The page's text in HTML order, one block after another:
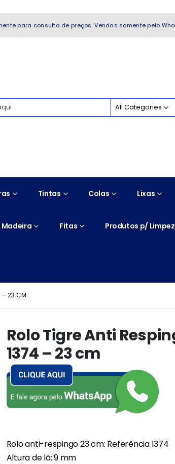
para consulta de preços. Vendas somente pelo
All Categories
Tintas Colas Lixas
Madeira Fitas Produtos p/
– 23 CM
Rolo Tigre Anti
1374 – 23 cm
Rolo anti-respingo 23 cm: Referência 1374
Altura de lã: 9 mm